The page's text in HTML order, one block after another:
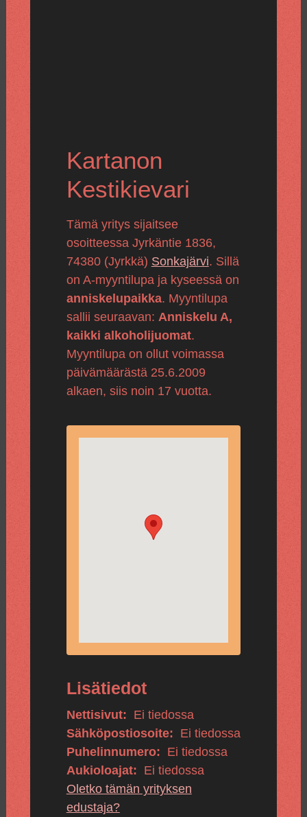
Kartanon
Kestikievari
Tämä yritys sijaitsee
osoitteessa Jyrkäntie 1836,
74380 (Jyrkkä) Sonkajärvi. Sillä
on A-myyntilupa ja kyseessä on
anniskelupaikka. Myyntilupa
sallii seuraavan: Anniskelu A,
kaikki alkoholijuomat.
Myyntilupa on ollut voimassa
päivämäärästä 25.6.2009
alkaen, siis noin 17 vuotta.
Lisätiedot
Nettisivut: Ei tiedossa
Sähköpostiosoite: Ei tiedossa
Puhelinnumero: Ei tiedossa
Aukioloajat: Ei tiedossa
Oletko tämän yrityksen
edustaja?